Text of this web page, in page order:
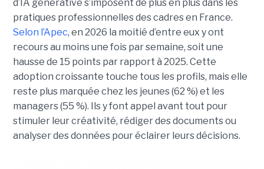
d’IA générative s’imposent de plus en plus dans les
pratiques professionnelles des cadres en France.
Selon l’Apec, en 2026 la moitié d’entre eux y ont
recours au moins une fois par semaine, soit une
hausse de 15 points par rapport à 2025. Cette
adoption croissante touche tous les profils, mais elle
reste plus marquée chez les jeunes (62 %) et les
managers (55 %). Ils y font appel avant tout pour
stimuler leur créativité, rédiger des documents ou
analyser des données pour éclairer leurs décisions.